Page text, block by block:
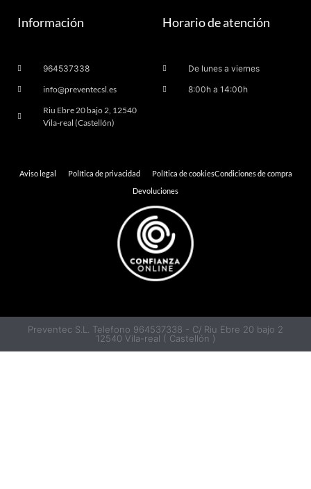
Información
964537338
info@preventecsl.es
Riu Ebre 20 bajo 2, 12540
Vila-real (Castellón)
Horario de atención
De lunes a viernes
8:00h a 14:00h
Aviso legal Política de privacidad Política de cookiesCondiciones de compra
Devoluciones
Preventec S.L. Telefono 964537338 - C/ Riu Ebre 20 bajo 2
12540 Vila-real ( Castellón )